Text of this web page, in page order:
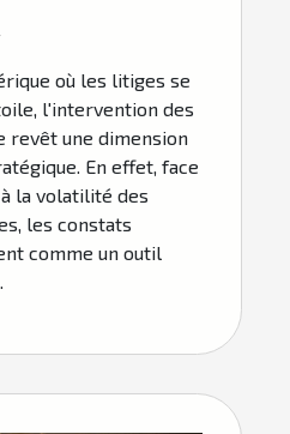
où les litiges se
l'intervention des
revêt une dimension
En effet, face
la volatilité des
les constats
comme un outil